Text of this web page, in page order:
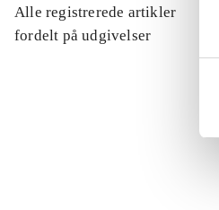
Alle registrerede artikler
fordelt på udgivelser